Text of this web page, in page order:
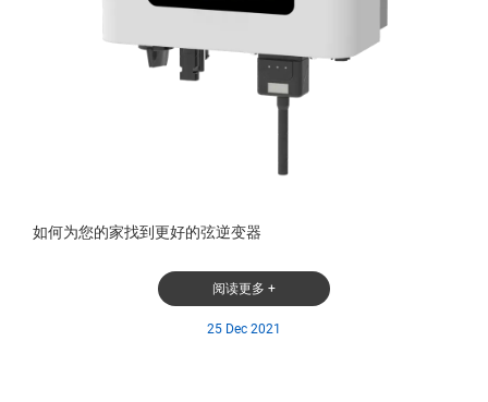
如何为您的家找到更好的弦逆变器
阅读更多 +
25 Dec 2021